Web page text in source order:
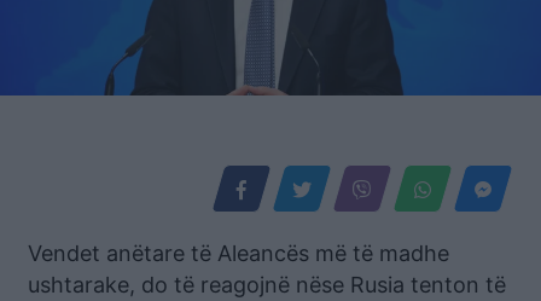
Vendet anëtare të Aleancës më të madhe
ushtarake, do të reagojnë nëse Rusia tenton të